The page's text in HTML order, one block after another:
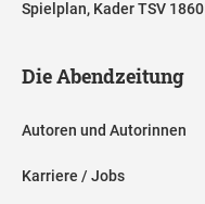
Spielplan, Kader TSV 1860
Die Abendzeitung
Autoren und Autorinnen
Karriere / Jobs